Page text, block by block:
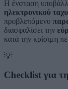
Η ένσταση
ηλεκτρονικού
προβλεπόμενο
διασφαλίσει την
κατά την κρίσιμη
💡
Checklist για